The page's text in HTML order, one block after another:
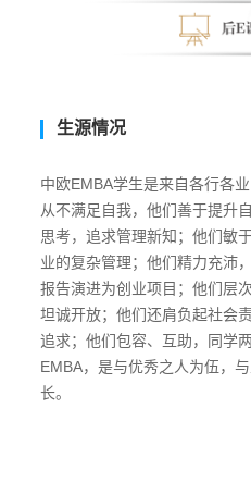
生源情况
中欧EMBA学生是来自各行各
从不满足自我，他们善于提升
思考，追求管理新知；他们敏
业的复杂管理；他们精力充沛
报告演进为创业项目；他们层
坦诚开放；他们还肩负起社会
追求；他们包容、互助，同学
EMBA，是与优秀之人为伍，
长。